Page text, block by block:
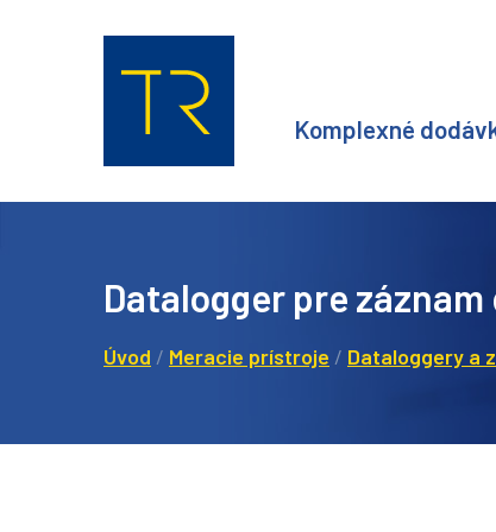
Komplexné
Datalogger pre
Úvod / Meracie prístroje / Dataloggery a